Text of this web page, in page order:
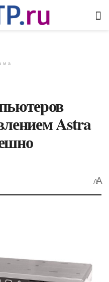
Astra
AA